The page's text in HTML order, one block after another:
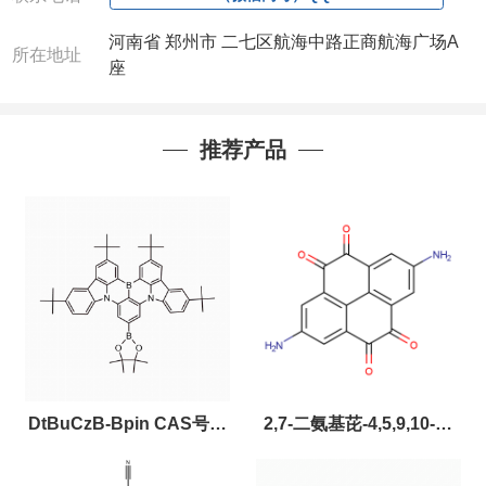
所在地址
河南省 郑州市 二七区航海中路正商航海广场A
座
推荐产品
DtBuCzB-Bpin CAS号：
2643331-97-7
2,7-二氨基芘-4,5,9,10-四